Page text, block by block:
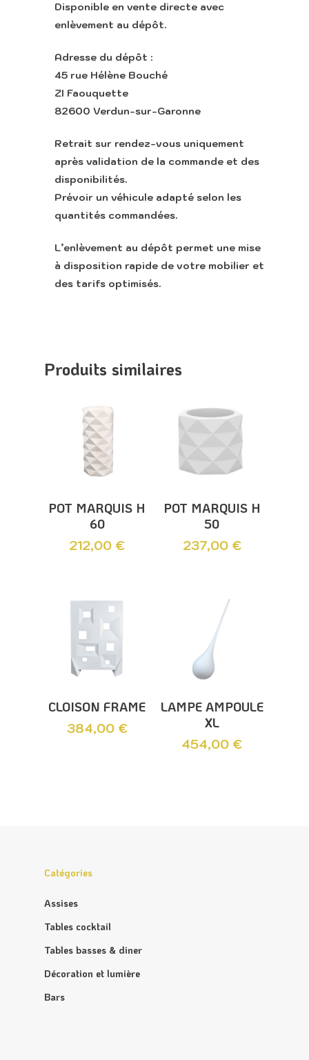
Disponible en vente directe avec
enlèvement au dépôt.
Adresse du dépôt :
45 rue Hélène Bouché
ZI Faouquette
82600 Verdun-sur-Garonne
Retrait sur rendez-vous uniquement
après validation de la commande et des
disponibilités.
Prévoir un véhicule adapté selon les
quantités commandées.
L’enlèvement au dépôt permet une mise
à disposition rapide de votre mobilier et
des tarifs optimisés.
Produits similaires
Ajouter Au
Panier
POT MARQUIS H
60
212,00 €
Ajouter Au
Panier
POT MARQUIS H
50
237,00 €
Ajouter Au
CLOISON FRAME
384,00 €
Ajouter Au
Panier
LAMPE AMPOULE
XL
454,00 €
Catégories
Assises
Tables cocktail
Tables basses & diner
Décoration et lumière
Bars
Accueil
Appeler